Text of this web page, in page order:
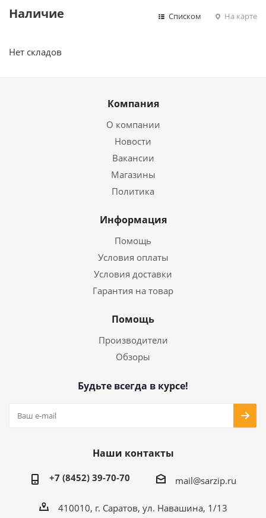
Наличие Списком На карте
Нет складов
Компания
О компании
Новости
Вакансии
Магазины
Политика
Информация
Помощь
Условия оплаты
Условия доставки
Гарантия на товар
Помощь
Производители
Обзоры
Будьте всегда в курсе!
Наши контакты
+7 (8452) 39-70-70 mail@sarzip.ru
410010, г. Саратов, ул. Навашина, 1/13